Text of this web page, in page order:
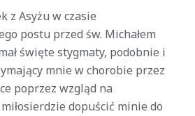
z Asyżu w czasie
postu przed św. Michałem
święte stygmaty, podobnie i
mnie w chorobie przez
poprzez wzgląd na
dopuścić minie do